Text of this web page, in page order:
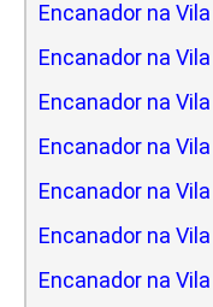
Encanador na
Encanador na
Encanador na
Encanador na
Encanador na
Encanador na
Encanador na